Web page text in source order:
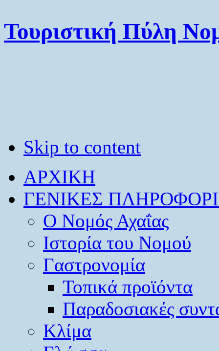
Τουριστική Πύλη
Skip to content
ΑΡΧΙΚΗ
ΓΕΝΙΚΕΣ
O Νομός Αχαΐας
Ιστορία του Νομού
Γαστρονομία
Τοπικά προϊόντα
Παραδοσιακές
Κλίμα